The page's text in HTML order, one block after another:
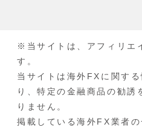
※当サイトは、アフィリエ
す。
当サイトは海外FXに関す
り、特定の金融商品の勧誘
りません。
掲載している海外FX業者